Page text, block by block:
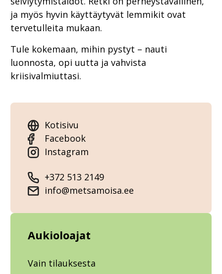
ja myös hyvin käyttäytyvät lemmikit ovat
tervetulleita mukaan.
Tule kokemaan, mihin pystyt – nauti
luonnosta, opi uutta ja vahvista
kriisivalmiuttasi.
Kotisivu
Facebook
Instagram
+372 513 2149
info@metsamoisa.ee
Aukioloajat
Vain tilauksesta